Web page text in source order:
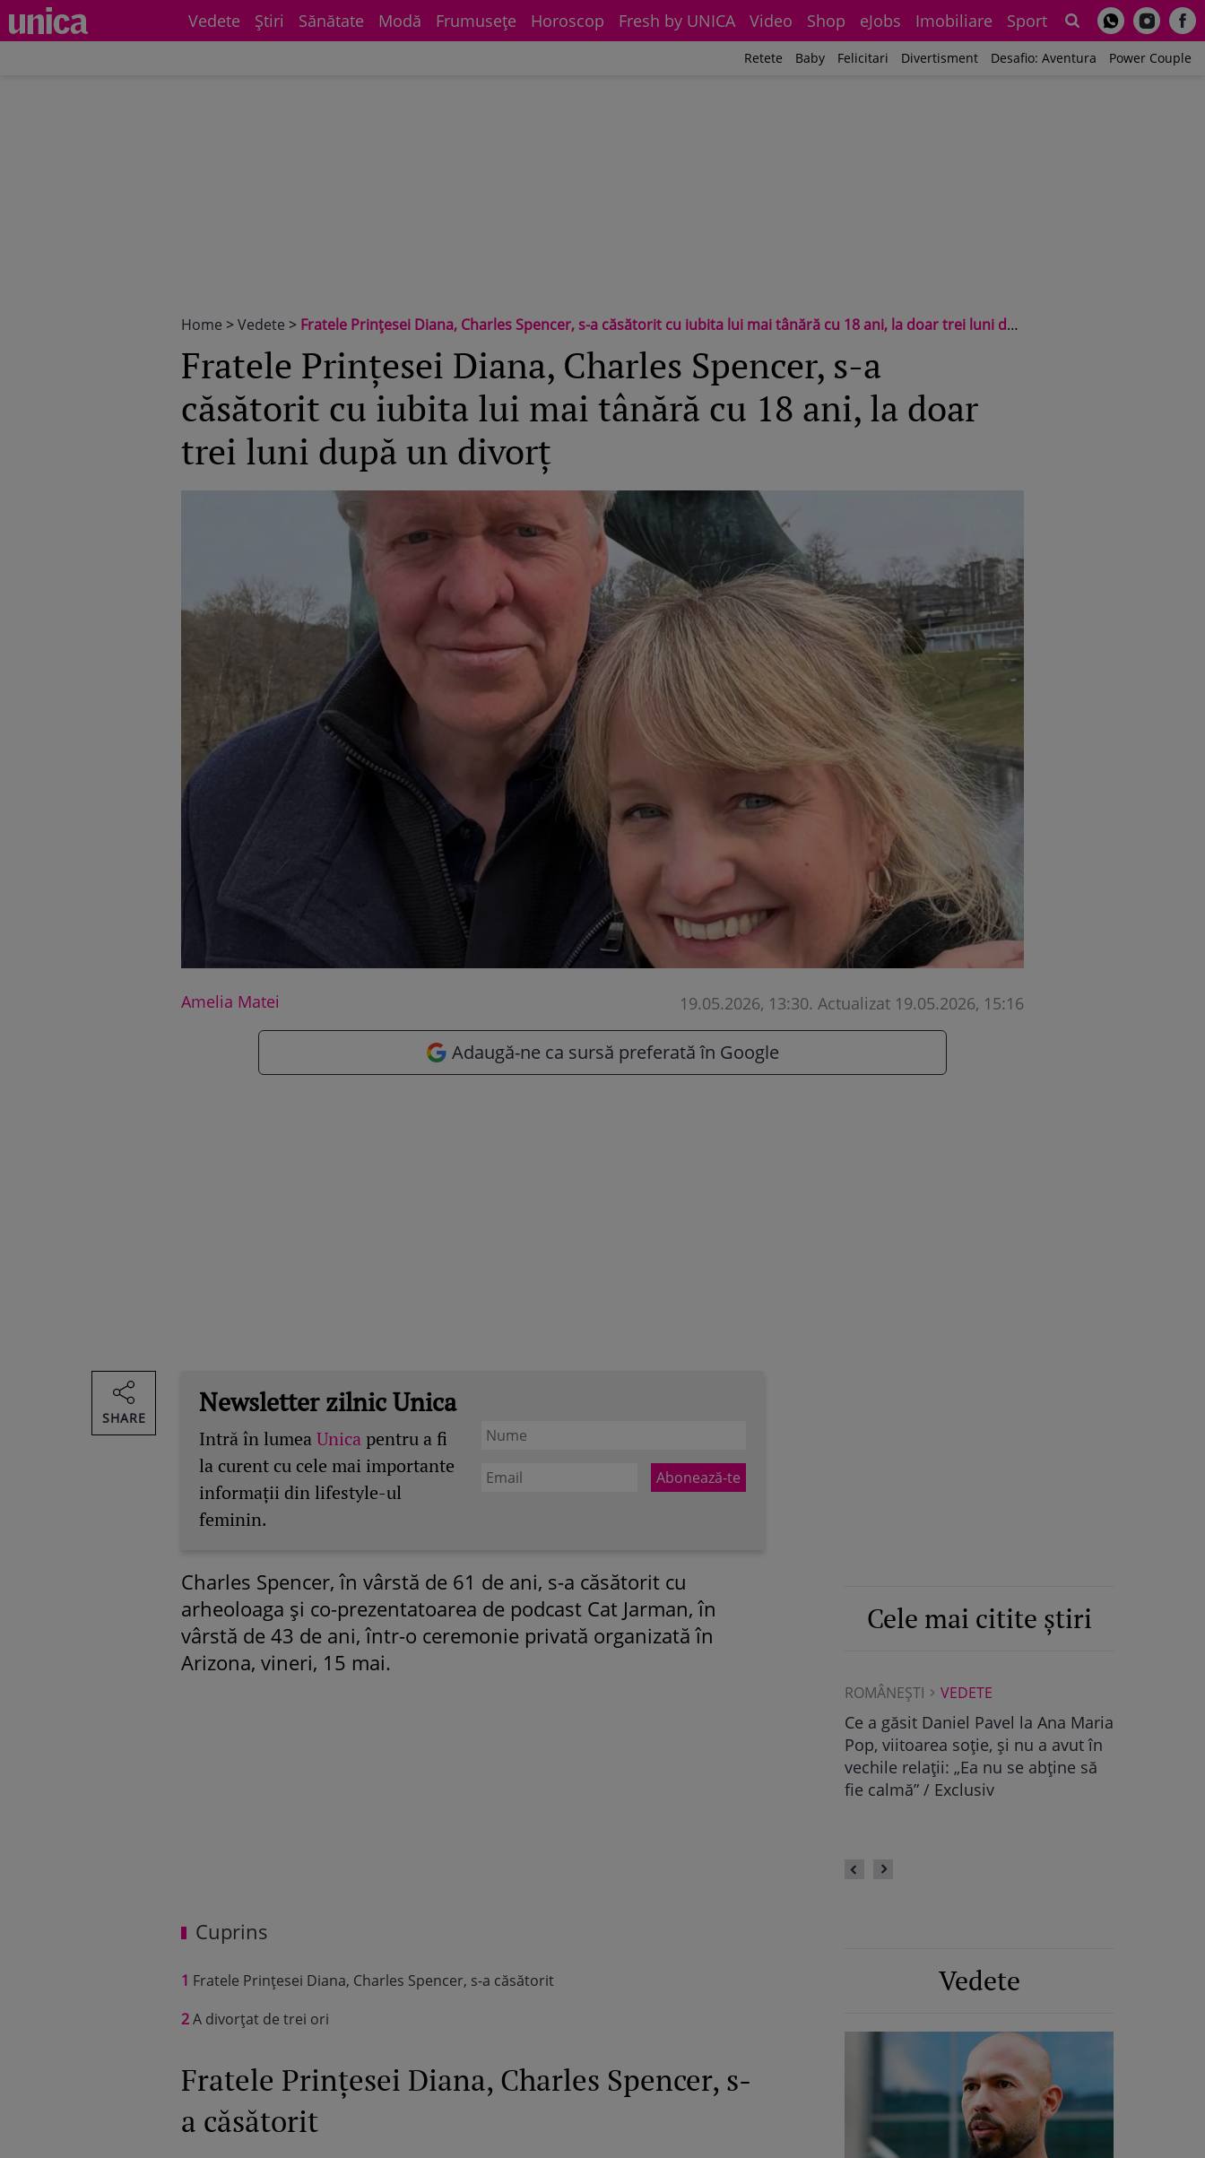
Vedete Știri Sănătate Modă Frumuseţe Horoscop Fresh by UNICA Video Shop eJobs Imobiliare Sport
Retete Baby Felicitari Divertisment Desafio: Aventura Power Couple
Home >Vedete > Fratele Prințesei Diana, Charles Spencer, s-a căsătorit cu iubita lui mai tânără cu 18 ani, la doar trei luni după un divorț
Fratele Prințesei Diana, Charles Spencer, s-a
căsătorit cu iubita lui mai tânără cu 18 ani, la doar
trei luni după un divorț
Amelia Matei 19.05.2026, 13:30. Actualizat 19.05.2026, 15:16
Adaugă-ne ca sursă preferată în Google
Newsletter zilnic Unica
Intră în lumeaUnica pentru a fi
la curent cu cele mai importante
informații din lifestyle-ul
feminin.
Charles Spencer, în vârstă de 61 de ani, s-a căsătorit cu
arheoloaga și co-prezentatoarea de podcast Cat Jarman, în
vârstă de 43 de ani, într-o ceremonie privată organizată în
Arizona, vineri, 15 mai.
Cuprins
1 Fratele Prințesei Diana, Charles Spencer, s-a căsătorit
2A divorțat de trei ori
Fratele Prințesei Diana, Charles Spencer, s-
a căsătorit
SHARE
Cele mai citite știri
ROMÂNEŞTI VEDETE
Ce a găsit Daniel Pavel la Ana Maria
Pop, viitoarea soție, și nu a avut în
vechile relații: „Ea nu se abține să
fie calmă” / Exclusiv
Vedete